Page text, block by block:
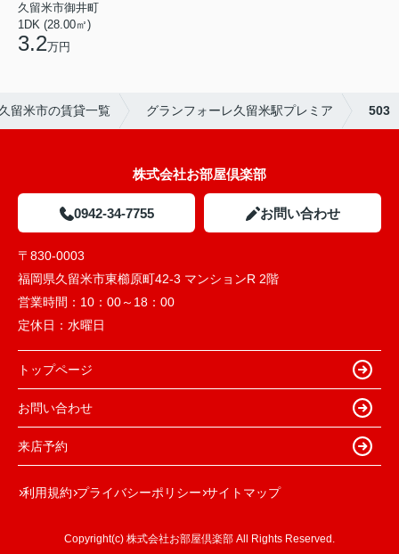
久留米市御井町
1DK (28.00㎡)
3.2万円
留米市の賃貸一覧 グランフォーレ久留米駅プレミア 503
株式会社お部屋倶楽部
0942-34-7755 お問い合わせ
〒830-0003
福岡県久留米市東櫛原町42-3 マンションR 2階
営業時間： 10：00～18：00
定休日： 水曜日
トップページ
お問い合わせ
来店予約
利用規約 プライバシーポリシー サイトマップ
Copyright(c) 株式会社お部屋倶楽部 All Rights Reserved.